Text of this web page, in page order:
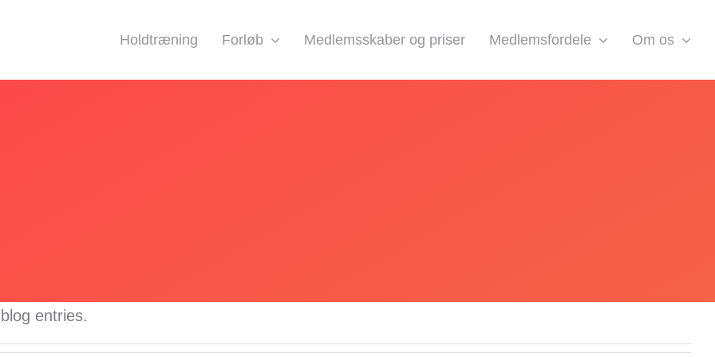
Holdtræning Forløb Medlemsskaber og priser Medlemsfordele Om os
entries.